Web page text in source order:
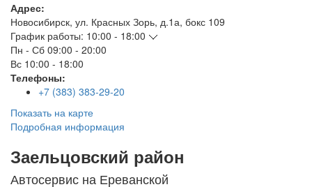
Адрес:
Новосибирск, ул. Красных Зорь, д.1а, бокс 109
График работы: 10:00 - 18:00
Пн - Сб 09:00 - 20:00
Вс 10:00 - 18:00
Телефоны:
+7 (383) 383-29-20
Показать на карте
Подробная информация
Заельцовский район
Автосервис на Ереванской